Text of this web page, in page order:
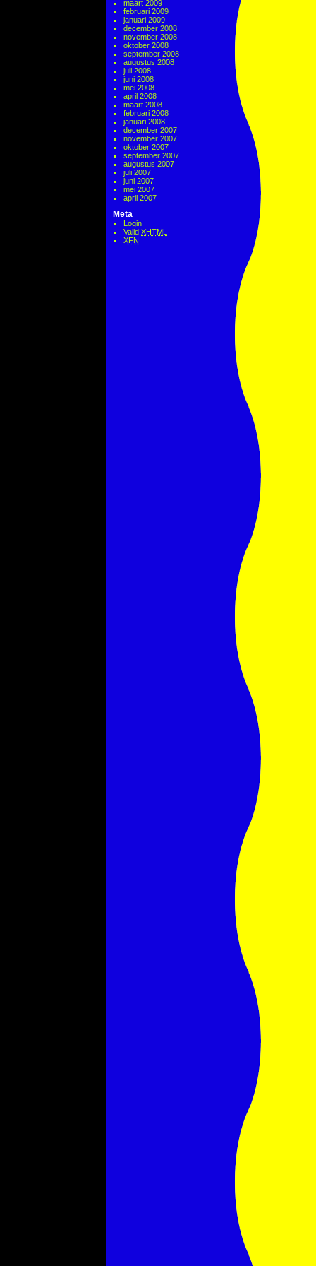
maart 2009
februari 2009
januari 2009
december 2008
november 2008
oktober 2008
september 2008
augustus 2008
juli 2008
juni 2008
mei 2008
april 2008
maart 2008
februari 2008
januari 2008
december 2007
november 2007
oktober 2007
september 2007
augustus 2007
juli 2007
juni 2007
mei 2007
april 2007
Meta
Login
Valid XHTML
XFN